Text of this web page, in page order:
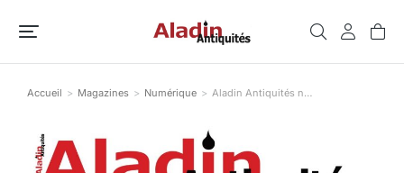
Vous êtes ici :
Accueil Magazines Numérique Aladin Antiquités n…